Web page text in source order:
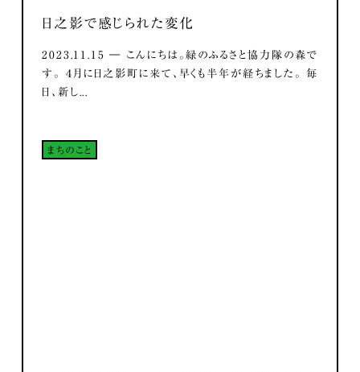
日之影で感じられた変化
2023.11.15 ― こんにちは。緑のふるさと協力隊の森で
す。 ４月に日之影町に来て、早くも半年が経ちました。 毎
日、新し...
まちのこと